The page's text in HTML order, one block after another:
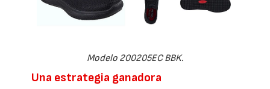
Modelo 200205EC BBK.
Una estrategia ganadora